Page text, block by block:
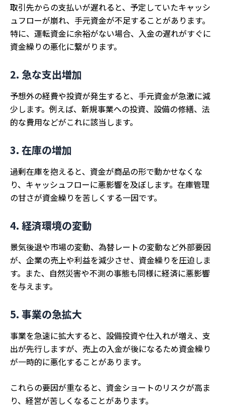
取引先からの支払いが遅れると、予定していたキャッシ
ュフローが崩れ、手元資金が不足することがあります。
特に、運転資金に余裕がない場合、入金の遅れがすぐに
資金繰りの悪化に繋がります。
2. 急な支出増加
予想外の経費や投資が発生すると、手元資金が急激に減
少します。例えば、新規事業への投資、設備の修繕、法
的な費用などがこれに該当します。
3. 在庫の増加
過剰在庫を抱えると、資金が商品の形で動かせなくな
り、キャッシュフローに悪影響を及ぼします。在庫管理
の甘さが資金繰りを苦しくする一因です。
4. 経済環境の変動
景気後退や市場の変動、為替レートの変動など外部要因
が、企業の売上や利益を減少させ、資金繰りを圧迫しま
す。また、自然災害や不測の事態も同様に経済に悪影響
を与えます。
5. 事業の急拡大
事業を急速に拡大すると、設備投資や仕入れが増え、支
出が先行しますが、売上の入金が後になるため資金繰り
が一時的に悪化することがあります。
これらの要因が重なると、資金ショートのリスクが高ま
り、経営が苦しくなることがあります。